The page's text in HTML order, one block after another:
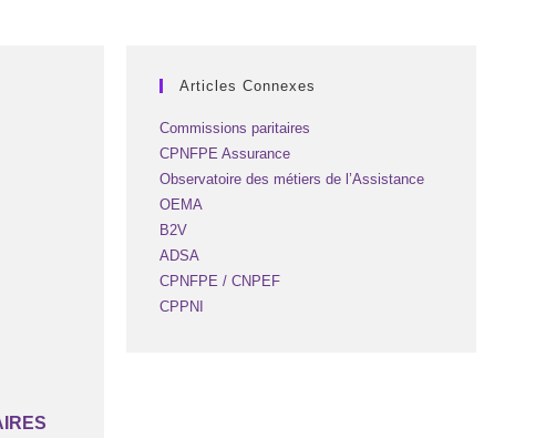
Articles Connexes
Commissions paritaires
CPNFPE Assurance
Observatoire des métiers de l’Assistance
OEMA
B2V
ADSA
CPNFPE / CNPEF
CPPNI